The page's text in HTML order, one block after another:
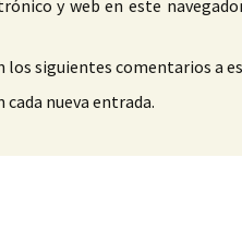
y web en este
los siguientes comentarios a
nueva entrada.